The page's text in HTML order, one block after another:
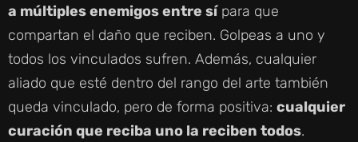
a múltiples enemigos entre sípara que
compartan el daño que reciben. Golpeas a uno y
todos los vinculados sufren. Además, cualquier
aliado que esté dentro del rango del arte también
queda vinculado, pero de forma positiva: cualquier
curación que reciba uno la reciben todos.